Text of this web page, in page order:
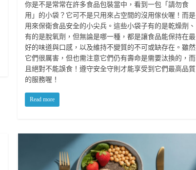
你是不是常常在許多食品包裝當中，看到一包「請勿食
用」的小袋？它可不是只用來占空間的沒用傢伙喔！而是
用來保衛食品安全的小尖兵。這些小袋子有的是乾燥劑、
有的是脫氧劑，但無論是哪一種，都是讓食品能保持在最
好的味道與口感，以及維持不變質的不可或缺存在。雖然
它們很厲害，但也需注意它們仍有壽命是需要汰換的，而
且絕對不能誤食！遵守安全守則才能享受到它們最高品質
的服務喔！
Read more